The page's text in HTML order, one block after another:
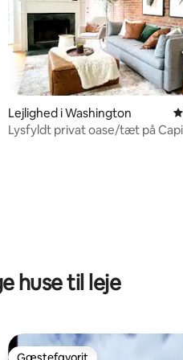
gennemsnitlig bedømmelse,
Lejlighed i Washington
Lysfyldt privat oase/tæt på
huse til leje